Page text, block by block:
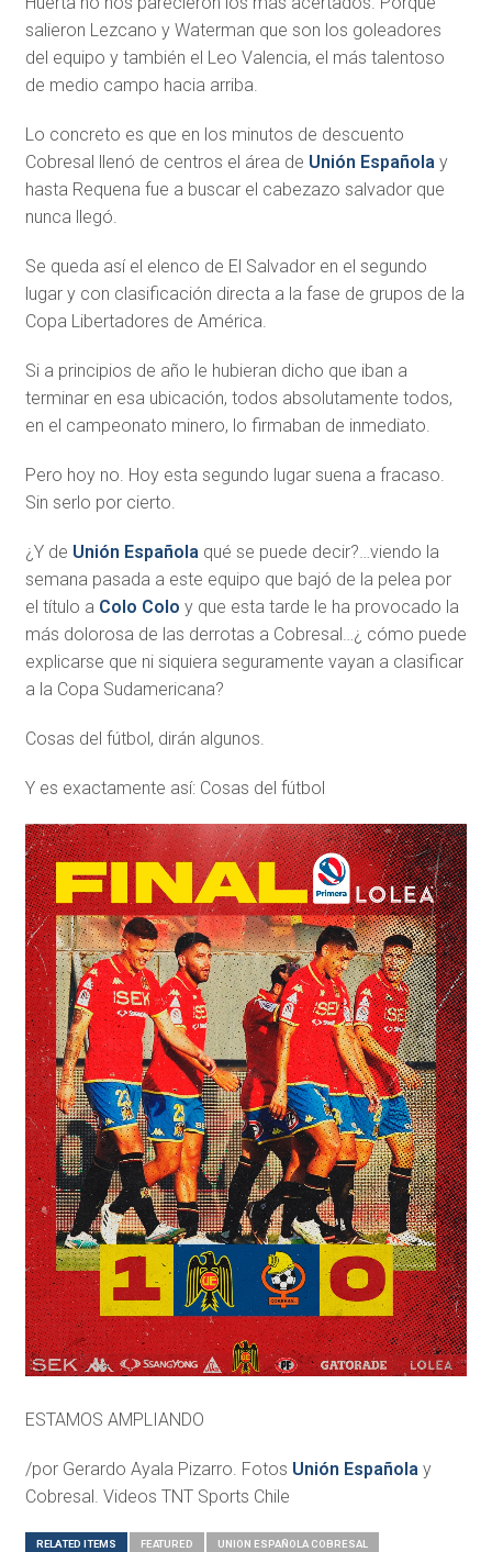
salieron Lezcano y Waterman que son los goleadores
del equipo y también el Leo Valencia, el más talentoso
de medio campo hacia arriba.
Lo concreto es que en los minutos de descuento
Cobresal llenó de centros el área de Unión Españolay
hasta Requena fue a buscar el cabezazo salvador que
nunca llegó.
Se queda así el elenco de El Salvador en el segundo
lugar y con clasificación directa a la fase de grupos de la
Copa Libertadores de América.
Si a principios de año le hubieran dicho que iban a
terminar en esa ubicación, todos absolutamente todos,
en el campeonato minero, lo firmaban de inmediato.
Pero hoy no. Hoy esta segundo lugar suena a fracaso.
Sin serlo por cierto.
¿Y de Unión Españolaqué se puede decir?…viendo la
semana pasada a este equipo que bajó de la pelea por
el título a Colo Colo y que esta tarde le ha provocado la
más dolorosa de las derrotas a Cobresal…¿ cómo puede
explicarse que ni siquiera seguramente vayan a clasificar
a la Copa Sudamericana?
Cosas del fútbol, dirán algunos.
Y es exactamente así: Cosas del fútbol
ESTAMOS AMPLIANDO
/por Gerardo Ayala Pizarro. Fotos Unión Españolay
Cobresal. Videos TNT Sports Chile
RELATED ITEMS FEATURED UNION ESPAÑOLA COBRESAL